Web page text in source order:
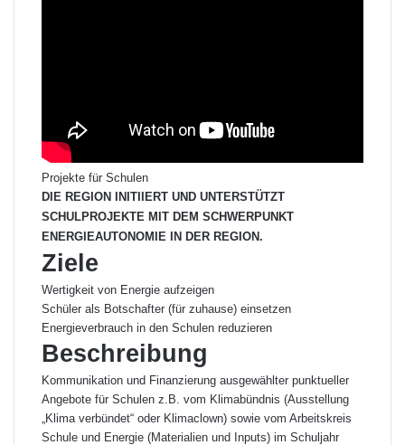
Projekte für Schulen
DIE REGION INITIIERT UND UNTERSTÜTZT
SCHULPROJEKTE MIT DEM SCHWERPUNKT
ENERGIEAUTONOMIE IN DER REGION.
Ziele
Wertigkeit von Energie aufzeigen
Schüler als Botschafter (für zuhause) einsetzen
Energieverbrauch in den Schulen reduzieren
Beschreibung
Kommunikation und Finanzierung ausgewählter punktueller
Angebote für Schulen z.B. vom Klimabündnis (Ausstellung
„Klima verbündet“ oder Klimaclown) sowie vom Arbeitskreis
Schule und Energie (Materialien und Inputs) im Schuljahr